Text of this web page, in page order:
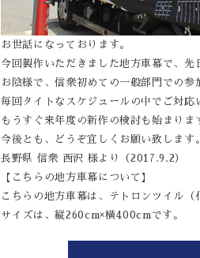
お世話になっております。
今回製作いただきました地方車幕で、
お陰様で、信衆初めての一般部門での
毎回タイトなスケジュールの中でご対応
もうすぐ来年度の新作の検討も始まり
今後とも、どうぞ宜しくお願い致します。
長野県 信衆 西沢 様より（2017.9.2）
【こちらの地方車幕について】
こちらの地方車幕は、テトロンツイル（
サイズは、縦260cm×横400cmです。